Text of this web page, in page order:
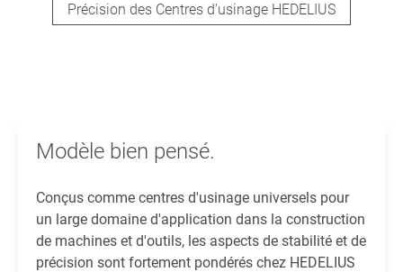
Précision des Centres d'usinage HEDELIUS
Modèle bien pensé.
Conçus comme centres d'usinage universels pour
un large domaine d'application dans la construction
de machines et d'outils, les aspects de stabilité et de
précision sont fortement pondérés chez HEDELIUS